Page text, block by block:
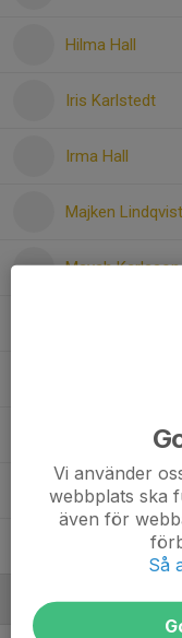
Hilma Hall
Iris Karlstedt
Irma Hall
Majken Lindqvist
Mayah Karlsson
Mollie
Nellie
Sabina Hansen
Thea
Ledare
Vi använder
webbplats ska
även för
Så